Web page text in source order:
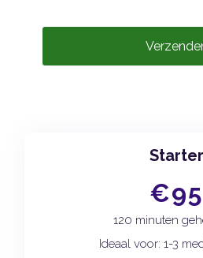
Starter
€95
120 minuten
Ideaal voor: 1-3